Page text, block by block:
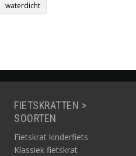
waterdicht
FIETSKRATTEN >
SOORTEN
Fietskrat kinderfiets
Klassiek fietskrat